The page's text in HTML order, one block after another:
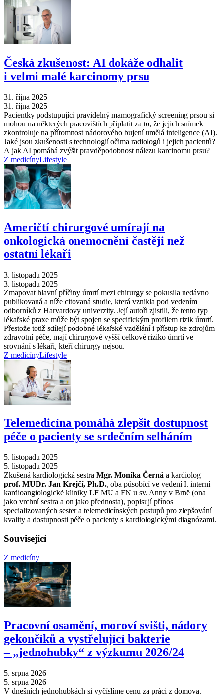
Česká zkušenost: AI dokáže odhalit
i velmi malé karcinomy prsu
31. října 2025
31. října 2025
Pacientky podstupující pravidelný mamografický screening prsou si
mohou na některých pracovištích připlatit za to, že jejich snímek
zkontroluje na přítomnost nádorového bujení umělá inteligence (AI).
Jaké jsou zkušenosti s technologií očima radiologů i jejich pacientů?
A jak AI pomáhá zvýšit pravděpodobnost nálezu karcinomu prsu?
Z medicínyLifestyle
Američtí chirurgové umírají na
onkologická onemocnění častěji než
ostatní lékaři
3. listopadu 2025
3. listopadu 2025
Zmapovat hlavní příčiny úmrtí mezi chirurgy se pokusila nedávno
publikovaná a níže citovaná studie, která vznikla pod vedením
odborníků z Harvardovy univerzity. Její autoři zjistili, že tento typ
lékařské praxe může být spojen se specifickým profilem rizik úmrtí.
Přestože totiž sdílejí podobné lékařské vzdělání i přístup ke zdrojům
zdravotní péče, mají chirurgové vyšší celkové riziko úmrtí ve
srovnání s lékaři, kteří chirurgy nejsou.
Z medicínyLifestyle
Telemedicína pomáhá zlepšit dostupnost
péče o pacienty se srdečním selháním
5. listopadu 2025
5. listopadu 2025
Zkušená kardiologická sestra Mgr. Monika Černá a kardiolog
prof. MUDr. Jan Krejčí, Ph.D., oba působící ve vedení I. interní
kardioangiologické kliniky LF MU a FN u sv. Anny v Brně (ona
jako vrchní sestra a on jako přednosta), popisují přínos
specializovaných sester a telemedicínských postupů pro zlepšování
kvality a dostupnosti péče o pacienty s kardiologickými diagnózami.
Související
Z medicíny
Pracovní osamění, moroví svišti, nádory
gekončíků a vystřelující bakterie
–⁠ „jednohubky“ z výzkumu 2026/24
5. srpna 2026
5. srpna 2026
V dnešních jednohubkách si vyčíslíme cenu za práci z domova.